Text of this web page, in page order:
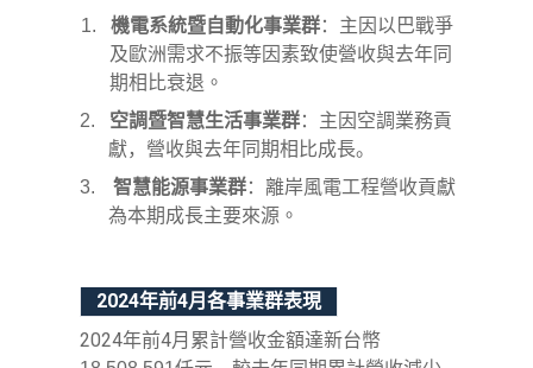
1.
機電系統暨自動化事業群： 主 因以巴戰爭
及歐洲需求不振等因素致使營收與去年同
期相比衰退。
2.
空調暨智慧生活事業群：主因空調業務貢
獻，營收與去年同期相比成長。
3.
智慧能源事業群：離岸風電工程營收貢獻
為本期成長主要來源。
2024年前4月各事業群表現
2024年前4月累計營收金額達新台幣